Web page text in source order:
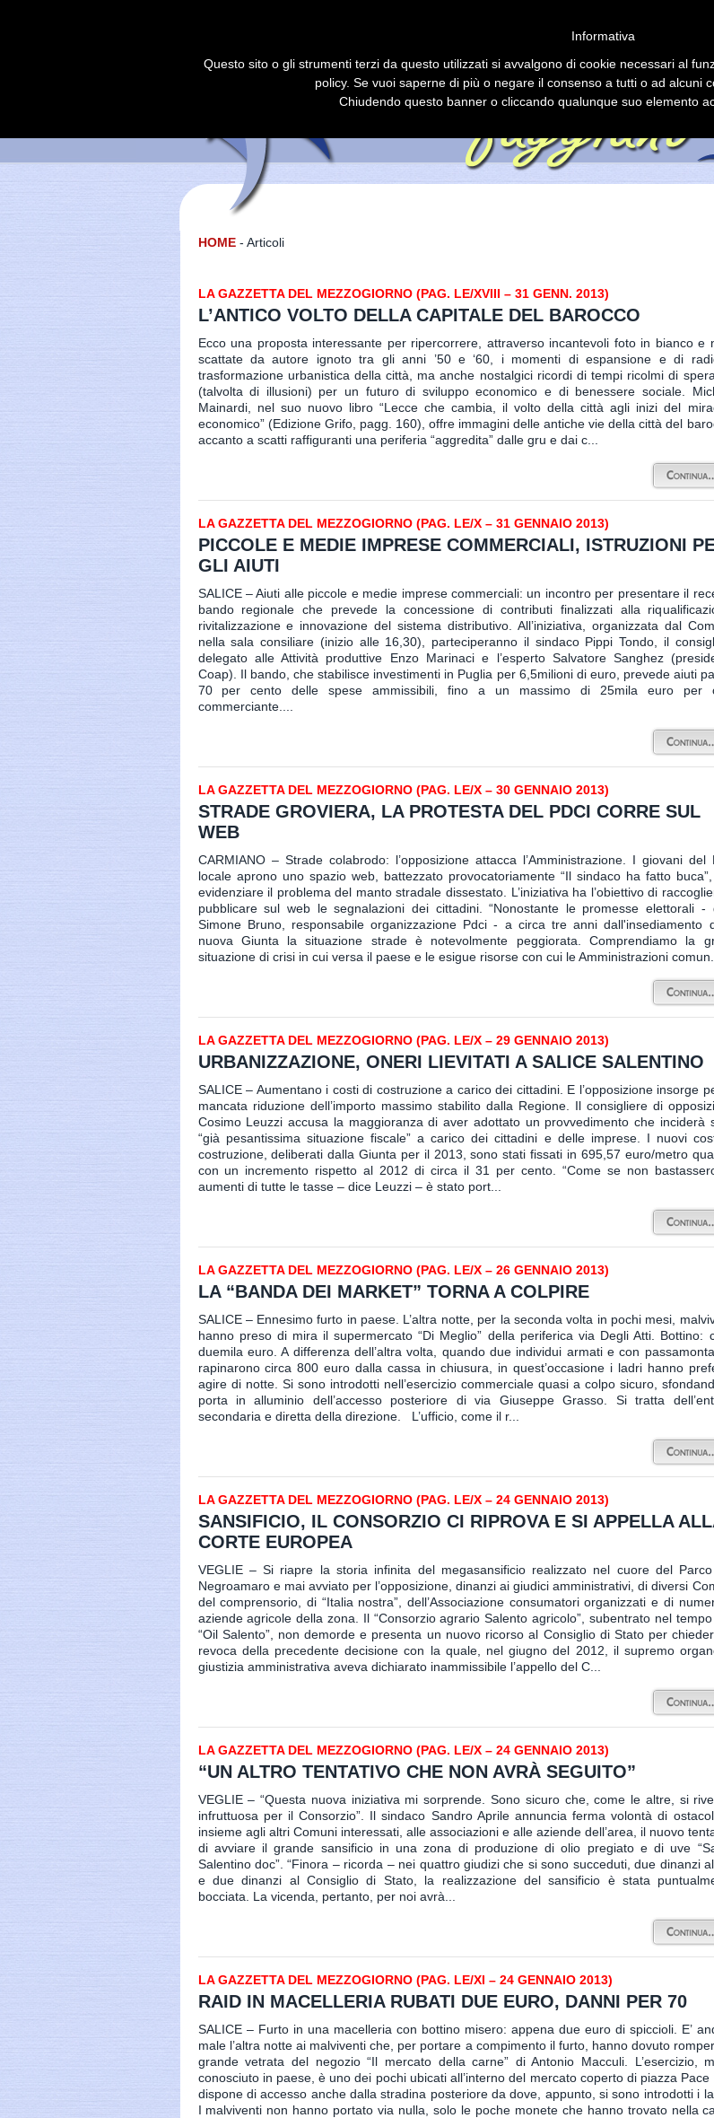
Home Page Biografia
HOME- Articoli
LA GAZZETTA DEL MEZZOGIORNO (PAG. LE/XVIII – 31 GENN. 2013)
L’ANTICO VOLTO DELLA CAPITALE DEL BAROCCO
Ecco una proposta interessante per ripercorrere, attraverso incantevoli foto in bianco e
scattate da autore ignoto tra gli anni ’50 e ‘60, i momenti di espansione e di
trasformazione urbanistica della città, ma anche nostalgici ricordi di tempi ricolmi di
(talvolta di illusioni) per un futuro di sviluppo economico e di benessere sociale.
Mainardi, nel suo nuovo libro “Lecce che cambia, il volto della città agli inizi del
economico” (Edizione Grifo, pagg. 160), offre immagini delle antiche vie della città del
accanto a scatti raffiguranti una periferia “aggredita” dalle gru e dai c...
LA GAZZETTA DEL MEZZOGIORNO (PAG. LE/X – 31 GENNAIO 2013)
PICCOLE E MEDIE IMPRESE COMMERCIALI, ISTRUZIONI
GLI AIUTI
SALICE – Aiuti alle piccole e medie imprese commerciali: un incontro per presentare il
bando regionale che prevede la concessione di contributi finalizzati alla
rivitalizzazione e innovazione del sistema distributivo. All’iniziativa, organizzata dal
nella sala consiliare (inizio alle 16,30), parteciperanno il sindaco Pippi Tondo, il
delegato alle Attività produttive Enzo Marinaci e l’esperto Salvatore Sanghez
Coap). Il bando, che stabilisce investimenti in Puglia per 6,5milioni di euro, prevede aiuti
70 per cento delle spese ammissibili, fino a un massimo di 25mila euro per
commerciante....
LA GAZZETTA DEL MEZZOGIORNO (PAG. LE/X – 30 GENNAIO 2013)
STRADE GROVIERA, LA PROTESTA DEL PDCI CORRE SUL
WEB
CARMIANO – Strade colabrodo: l’opposizione attacca l’Amministrazione. I giovani del
locale aprono uno spazio web, battezzato provocatoriamente “Il sindaco ha fatto
evidenziare il problema del manto stradale dissestato. L’iniziativa ha l’obiettivo di
pubblicare sul web le segnalazioni dei cittadini. “Nonostante le promesse elettorali -
Simone Bruno, responsabile organizzazione Pdci - a circa tre anni dall'insediamento
nuova Giunta la situazione strade è notevolmente peggiorata. Comprendiamo la
situazione di crisi in cui versa il paese e le esigue risorse con cui le Amministrazioni comun...
LA GAZZETTA DEL MEZZOGIORNO (PAG. LE/X – 29 GENNAIO 2013)
URBANIZZAZIONE, ONERI LIEVITATI A SALICE SALENTINO
SALICE – Aumentano i costi di costruzione a carico dei cittadini. E l’opposizione insorge
mancata riduzione dell’importo massimo stabilito dalla Regione. Il consigliere di
Cosimo Leuzzi accusa la maggioranza di aver adottato un provvedimento che inciderà
“già pesantissima situazione fiscale” a carico dei cittadini e delle imprese. I nuovi
costruzione, deliberati dalla Giunta per il 2013, sono stati fissati in 695,57 euro/metro
con un incremento rispetto al 2012 di circa il 31 per cento. “Come se non
aumenti di tutte le tasse – dice Leuzzi – è stato port...
LA GAZZETTA DEL MEZZOGIORNO (PAG. LE/X – 26 GENNAIO 2013)
LA “BANDA DEI MARKET” TORNA A COLPIRE
SALICE – Ennesimo furto in paese. L’altra notte, per la seconda volta in pochi mesi,
hanno preso di mira il supermercato “Di Meglio” della periferica via Degli Atti. Bottino:
duemila euro. A differenza dell’altra volta, quando due individui armati e con
rapinarono circa 800 euro dalla cassa in chiusura, in quest’occasione i ladri hanno
agire di notte. Si sono introdotti nell’esercizio commerciale quasi a colpo sicuro,
porta in alluminio dell’accesso posteriore di via Giuseppe Grasso. Si tratta
secondaria e diretta della direzione. L’ufficio, come il r...
LA GAZZETTA DEL MEZZOGIORNO (PAG. LE/X – 24 GENNAIO 2013)
SANSIFICIO, IL CONSORZIO CI RIPROVA E SI APPELLA
CORTE EUROPEA
VEGLIE – Si riapre la storia infinita del megasansificio realizzato nel cuore del
Negroamaro e mai avviato per l’opposizione, dinanzi ai giudici amministrativi, di diversi
del comprensorio, di “Italia nostra”, dell’Associazione consumatori organizzati e di
aziende agricole della zona. Il “Consorzio agrario Salento agricolo”, subentrato nel
“Oil Salento”, non demorde e presenta un nuovo ricorso al Consiglio di Stato per
revoca della precedente decisione con la quale, nel giugno del 2012, il supremo
giustizia amministrativa aveva dichiarato inammissibile l’appello del C...
LA GAZZETTA DEL MEZZOGIORNO (PAG. LE/X – 24 GENNAIO 2013)
“UN ALTRO TENTATIVO CHE NON AVRÀ SEGUITO”
VEGLIE – “Questa nuova iniziativa mi sorprende. Sono sicuro che, come le altre, si
infruttuosa per il Consorzio”. Il sindaco Sandro Aprile annuncia ferma volontà di
insieme agli altri Comuni interessati, alle associazioni e alle aziende dell’area, il nuovo
di avviare il grande sansificio in una zona di produzione di olio pregiato e di uve
Salentino doc”. “Finora – ricorda – nei quattro giudizi che si sono succeduti, due dinanzi
e due dinanzi al Consiglio di Stato, la realizzazione del sansificio è stata
bocciata. La vicenda, pertanto, per noi avrà...
LA GAZZETTA DEL MEZZOGIORNO (PAG. LE/XI – 24 GENNAIO 2013)
RAID IN MACELLERIA RUBATI DUE EURO, DANNI PER 70
SALICE – Furto in una macelleria con bottino misero: appena due euro di spiccioli. E’
male l’altra notte ai malviventi che, per portare a compimento il furto, hanno dovuto
grande vetrata del negozio “Il mercato della carne” di Antonio Macculi. L’esercizio,
conosciuto in paese, è uno dei pochi ubicati all’interno del mercato coperto di piazza Pace
dispone di accesso anche dalla stradina posteriore da dove, appunto, si sono introdotti i
I malviventi non hanno portato via nulla, solo le poche monete che hanno trovato nella
Informativa
Questo sito o gli strumenti terzi da questo utilizzati si avvalgono di cookie necessari al
policy. Se vuoi saperne di più o negare il consenso a tutti o ad alcuni
Chiudendo questo banner o cliccando qualunque suo elemento